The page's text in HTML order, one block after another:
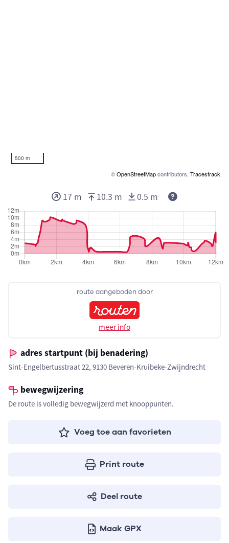
500 m
©OpenStreetMapcontributors, Tracestrack
route aangeboden door
meer info
adres startpunt (bij benadering)
Sint-Engelbertusstraat 22, 9130 Beveren-Kruibeke-Zwijndrecht
bewegwijzering
De route is volledig bewegwijzerd met knooppunten.
Voeg toe aan favorieten
Print route
Deel route
Maak GPX
17 m 10.3 m 0.5 m